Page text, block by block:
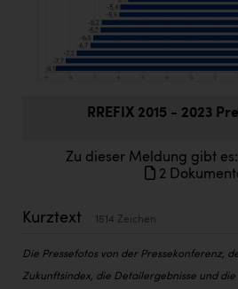
Doppler Gruppe
ERLUS AG
HIG Infomotion Group
IFE Austria GmbH
INTERSPAR
RREFIX 2015 - 2023
Zu dieser Meldung gibt es:
2
Kurztext 1514 Zeichen
Die Pressefotos von der Pressekonferenz,
Zukunftsindex, die Detailergebnisse und